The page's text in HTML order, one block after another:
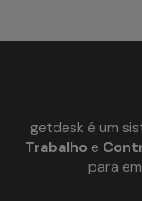
getdesk é um
Trabalho e
para